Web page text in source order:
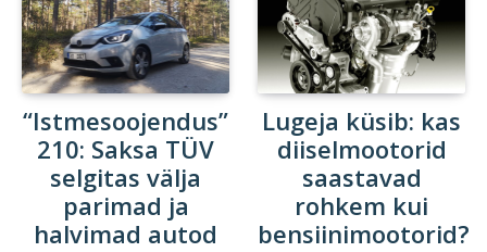
“Istmesoojendus”
210: Saksa TÜV
selgitas välja
parimad ja
halvimad autod
Lugeja küsib: kas
diiselmootorid
saastavad
rohkem kui
bensiinimootorid?